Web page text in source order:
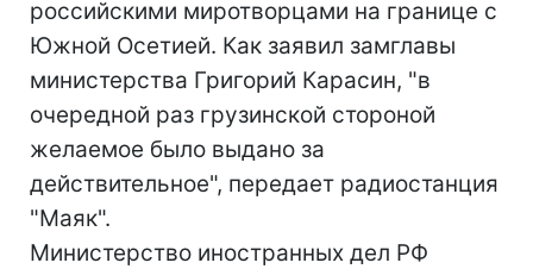
российскими миротворцами на границе с
Южной Осетией. Как заявил замглавы
министерства Григорий Карасин, "в
очередной раз грузинской стороной
желаемое было выдано за
действительное", передает радиостанция
"Маяк".
Министерство иностранных дел РФ